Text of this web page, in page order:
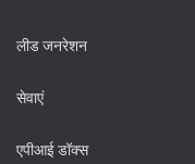
लीड जनरेशन
सेवाएं
एपीआई डॉक्स